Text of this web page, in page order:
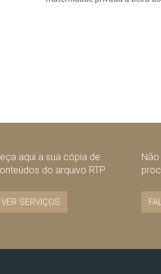
aqui a sua cópia de
do arquivo RTP
VER SERVIÇOS